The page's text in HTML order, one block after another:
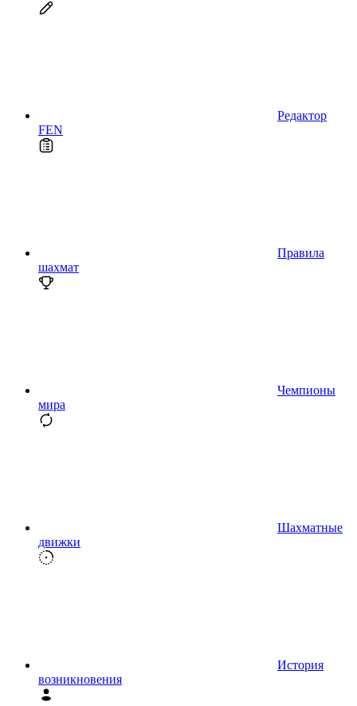
Редактор
FEN
Правила
шахмат
Чемпионы
мира
Шахматные
движки
История
возникновения